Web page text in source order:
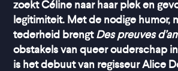
zoekt Céline naar haar plek en
legitimiteit. Met de nodige humor,
tederheid brengt Des preuves
obstakels van queer ouderschap
is het debuut van regisseur Alice